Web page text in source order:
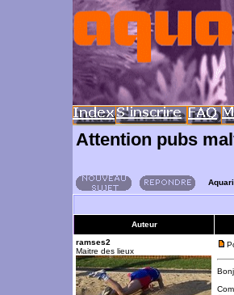
Attention pubs
Auteur
ramses2
Maitre des lieux